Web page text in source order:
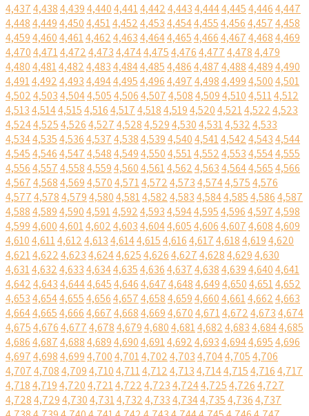
4,4374,4384,4394,4404,4414,4424,4434,4444,4454,4464,447
4,4484,4494,4504,4514,4524,4534,4544,4554,4564,4574,458
4,4594,4604,4614,4624,4634,4644,4654,4664,4674,4684,469
4,4704,4714,4724,4734,4744,4754,4764,4774,4784,479
4,4804,4814,4824,4834,4844,4854,4864,4874,4884,4894,490
4,4914,4924,4934,4944,4954,4964,4974,4984,4994,5004,501
4,5024,5034,5044,5054,5064,5074,5084,5094,5104,5114,512
4,5134,5144,5154,5164,5174,5184,5194,5204,5214,5224,523
4,5244,5254,5264,5274,5284,5294,5304,5314,5324,533
4,5344,5354,5364,5374,5384,5394,5404,5414,5424,5434,544
4,5454,5464,5474,5484,5494,5504,5514,5524,5534,5544,555
4,5564,5574,5584,5594,5604,5614,5624,5634,5644,5654,566
4,5674,5684,5694,5704,5714,5724,5734,5744,5754,576
4,5774,5784,5794,5804,5814,5824,5834,5844,5854,5864,587
4,5884,5894,5904,5914,5924,5934,5944,5954,5964,5974,598
4,5994,6004,6014,6024,6034,6044,6054,6064,6074,6084,609
4,6104,6114,6124,6134,6144,6154,6164,6174,6184,6194,620
4,6214,6224,6234,6244,6254,6264,6274,6284,6294,630
4,6314,6324,6334,6344,6354,6364,6374,6384,6394,6404,641
4,6424,6434,6444,6454,6464,6474,6484,6494,6504,6514,652
4,6534,6544,6554,6564,6574,6584,6594,6604,6614,6624,663
4,6644,6654,6664,6674,6684,6694,6704,6714,6724,6734,674
4,6754,6764,6774,6784,6794,6804,6814,6824,6834,6844,685
4,6864,6874,6884,6894,6904,6914,6924,6934,6944,6954,696
4,6974,6984,6994,7004,7014,7024,7034,7044,7054,706
4,7074,7084,7094,7104,7114,7124,7134,7144,7154,7164,717
4,7184,7194,7204,7214,7224,7234,7244,7254,7264,727
4,7284,7294,7304,7314,7324,7334,7344,7354,7364,737